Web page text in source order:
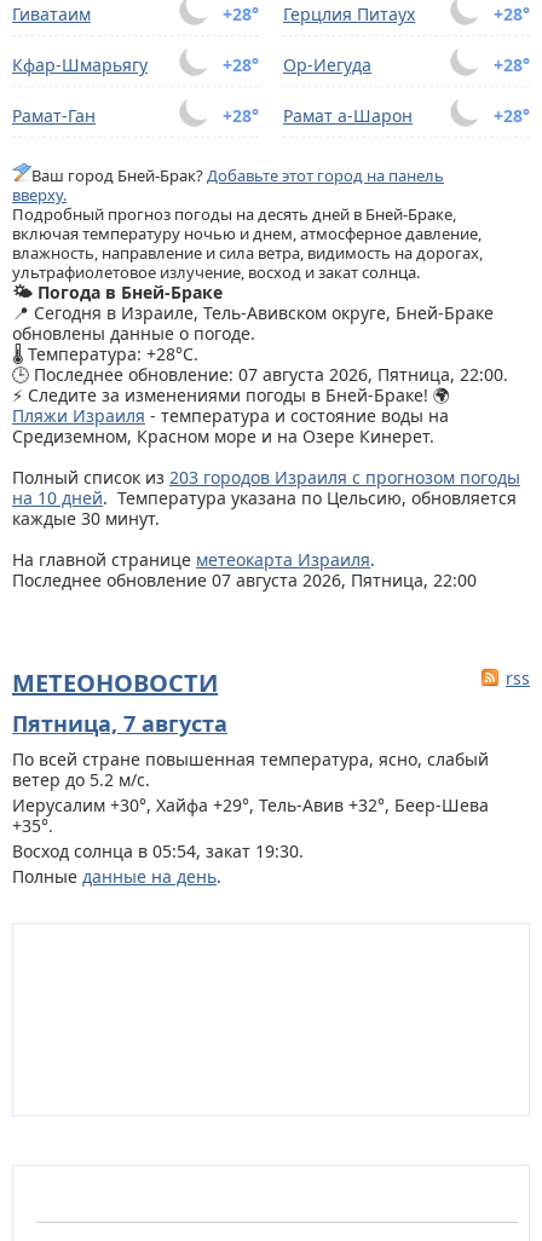
+28°
Гиватаим +28°
Герцлия Питаух
+28°
Кфар-Шмарьягу +28°
Ор-Иегуда
+28°
Рамат-Ган +28°
Рамат а-Шарон
Ваш город Бней-Брак?Добавьте этот город на панель
вверху.
Подробный прогноз погоды на десять дней в Бней-Браке,
включая температуру ночью и днем, атмосферное давление,
влажность, направление и сила ветра, видимость на дорогах,
ультрафиолетовое излучение, восход и закат солнца.
🌤️ Погода в Бней-Браке
📍 Сегодня в Израиле, Тель-Авивском округе, Бней-Браке
обновлены данные о погоде.
🌡️ Температура: +28°C.
🕒 Последнее обновление: 07 августа 2026, Пятница, 22:00.
⚡ Следите за изменениями погоды в Бней-Браке! 🌍
Пляжи Израиля - температура и состояние воды на
Средиземном, Красном море и на Озере Кинерет.
Полный список из 203 городов Израиля с прогнозом погоды
на 10 дней. Температура указана по Цельсию, обновляется
каждые 30 минут.
На главной странице метеокарта Израиля.
Последнее обновление 07 августа 2026, Пятница, 22:00
МЕТЕОНОВОСТИ rss
Пятница, 7 августа
По всей стране повышенная температура, ясно, слабый
ветер до 5.2 м/с.
Иерусалим +30°, Хайфа +29°, Тель-Авив +32°, Беер-Шева
+35°.
Восход солнца в 05:54, закат 19:30.
Полные данные на день.